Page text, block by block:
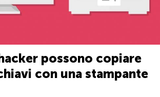
possono copiare
con una stampante